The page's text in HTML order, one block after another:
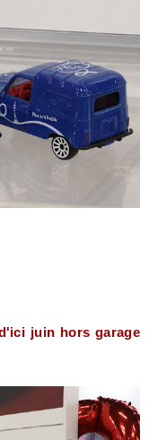
juin hors garage